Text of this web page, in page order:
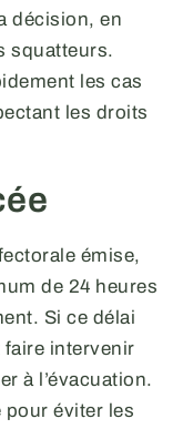
décision, en
squatteurs.
les cas
les droits
émise,
de 24 heures
Si ce délai
faire intervenir
à l’évacuation.
pour éviter les